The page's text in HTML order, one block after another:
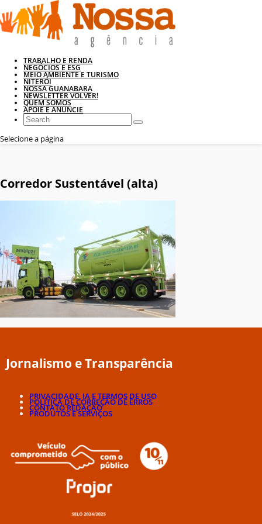
TRABALHO E RENDA
NEGÓCIOS E ESG
MEIO AMBIENTE E TURISMO
NITERÓI
NOSSA GUANABARA
NEWSLETTER VOLVER!
QUEM SOMOS
APOIE E ANUNCIE
Selecione a página
Corredor Sustentável (alta)
Jornalismo e Transparência
PRIVACIDADE, IA E TERMOS DE USO
POLÍTICA DE CORREÇÃO DE ERROS
CONTATO REDAÇÃO
PRODUTOS E SERVIÇOS